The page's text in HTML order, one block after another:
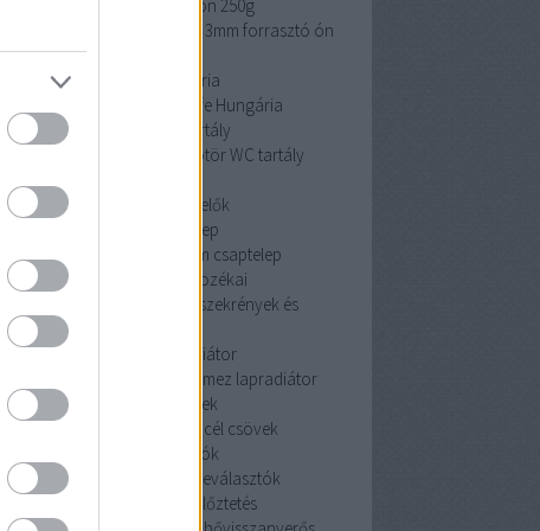
cin 3mm forrasztó ón 250g
cin 3mm forrasztó ón
Pipelife Hungária
Pipelife Hungária
dömötör WC tartály
dömötör WC tartály
érzékelők
Mofem csaptelep
Mofem csaptelep
Mofem csaptelep
szekrények és tartozékai
szekrények és
acéllemez lapradiátor
acéllemez lapradiátor
szénacél csövek
szénacél csövek
szénacél csövek
iszapleválasztók
iszapleválasztók
iszapleválasztók
hővisszanyerős szellőztetés